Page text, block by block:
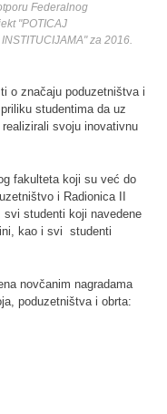
Federalnog
"POTICAJ
za 2016.
o značaju poduzetništva i
studentima da uz
svoju inovativnu
fakulteta koji su već do
i Radionica II
studenti koji navedene
kao i svi studenti
novčanim nagradama
poduzetništva i obrta: